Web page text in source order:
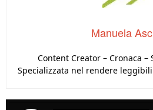
Manuela
Content Creator – Cronaca –
Specializzata nel rendere